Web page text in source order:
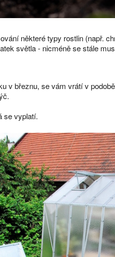
některé typy rostlin (např.
světla - nicméně se stále
v březnu, se vám vrátí v
se vyplatí.